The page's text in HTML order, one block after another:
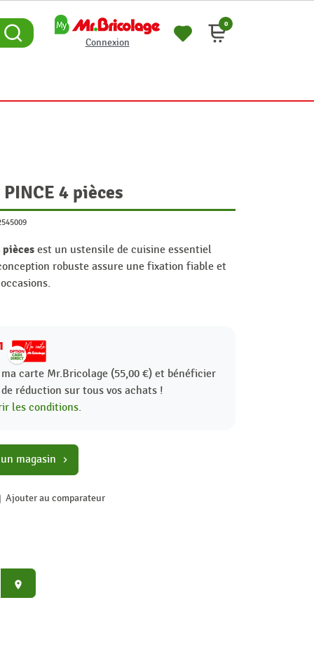
Connexion
0
4 pièces
pièces est un ustensile de cuisine essentiel
robuste assure une fixation fiable et
carte Mr.Bricolage (55,00 €) et bénéficier
de réduction sur tous vos achats !
les conditions.
magasin chevron_right
Ajouter au comparateur
place